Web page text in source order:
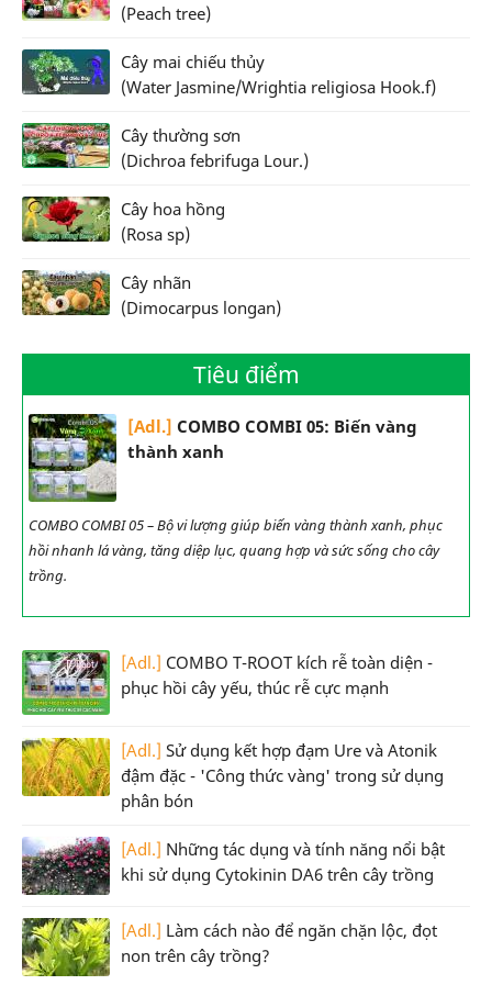
(Peach tree)
Cây mai chiếu thủy
(Water Jasmine/Wrightia religiosa Hook.f)
Cây thường sơn
(Dichroa febrifuga Lour.)
Cây hoa hồng
(Rosa sp)
Cây nhãn
(Dimocarpus longan)
Tiêu điểm
[Adl.] COMBO COMBI 05: Biến vàng
thành xanh
COMBO COMBI 05 – Bộ vi lượng giúp biến vàng thành xanh, phục
hồi nhanh lá vàng, tăng diệp lục, quang hợp và sức sống cho cây
trồng.
[Adl.] COMBO T-ROOT kích rễ toàn diện -
phục hồi cây yếu, thúc rễ cực mạnh
[Adl.] Sử dụng kết hợp đạm Ure và Atonik
đậm đặc - 'Công thức vàng' trong sử dụng
phân bón
[Adl.] Những tác dụng và tính năng nổi bật
khi sử dụng Cytokinin DA6 trên cây trồng
[Adl.] Làm cách nào để ngăn chặn lộc, đọt
non trên cây trồng?